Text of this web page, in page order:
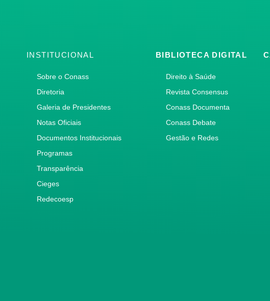
INSTITUCIONAL
Sobre o Conass
Diretoria
Galeria de Presidentes
Notas Oficiais
Documentos Institucionais
Programas
Transparência
Cieges
Redecoesp
BIBLIOTECA DIGITAL
Direito à Saúde
Revista Consensus
Conass Documenta
Conass Debate
Gestão e Redes